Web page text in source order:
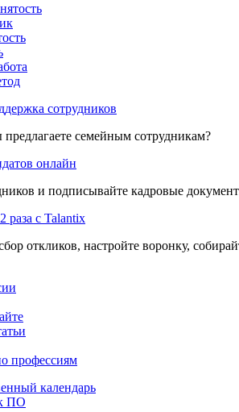
сотрудников
семейным сотрудникам?
онлайн
и подписывайте кадровые
раза с Talantix
откликов, настройте воронку,
профессиям
календарь
ПО